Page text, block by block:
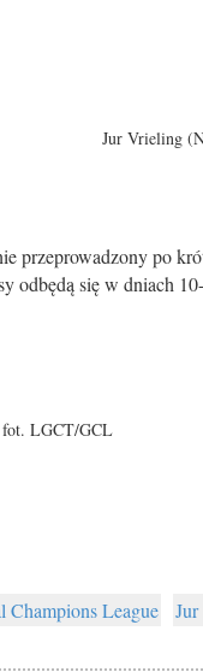
Jur Vrieling
przeprowadzony po
odbędą się w dniach
fot. LGCT/GCL
Champions League